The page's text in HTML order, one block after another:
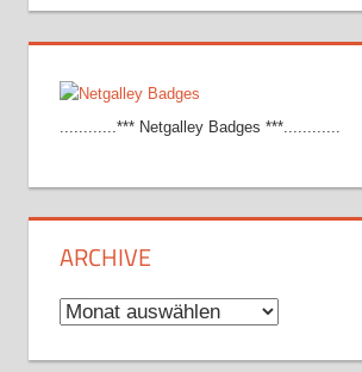
............*** Netgalley Badges ***............
ARCHIVE
Archive